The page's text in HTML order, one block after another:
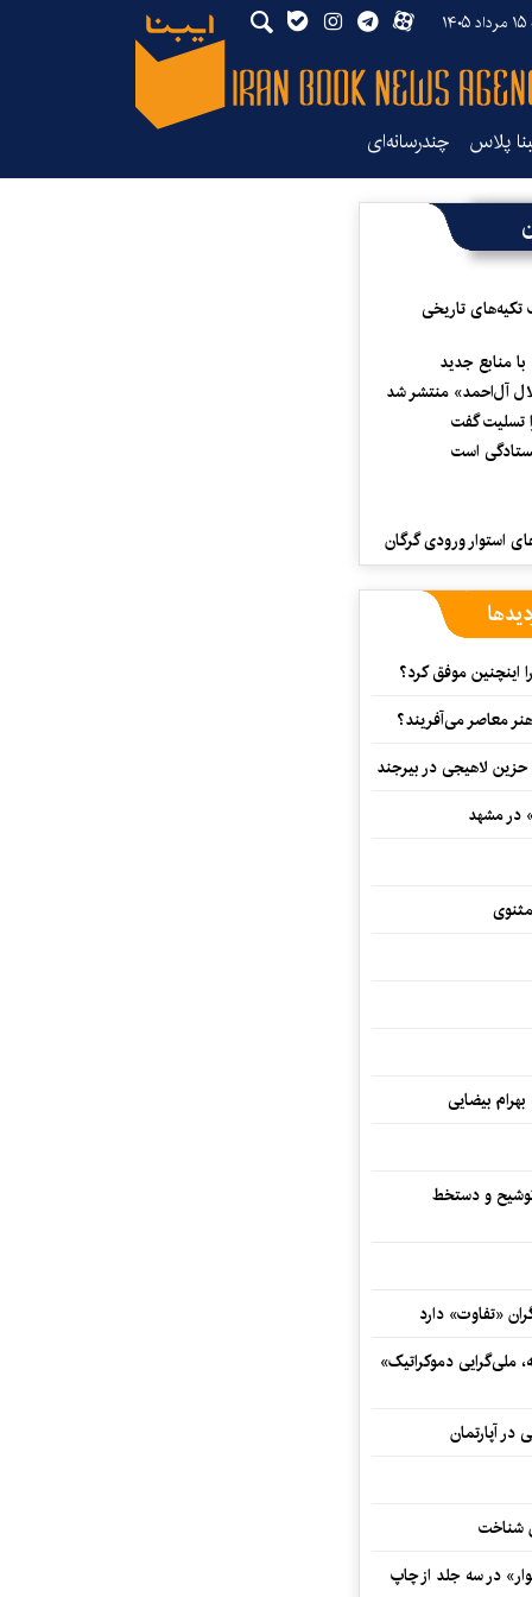
پلاس چندرسانه‌ای
تکیه‌های تاریخی
منابع جدید
آل‌احمد» منتشر شد
تسلیت گفت
است
استوار ورودی گرگان
اینچنین موفق کرد؟
معاصر می‌آفریند؟
لاهیجی در بیرجند
در مشهد
بیضایی
و دستخط
«تفاوت» دارد
ملی‌گرایی دموکراتیک»
در آپارتمان
شناخت
در سه جلد از چاپ